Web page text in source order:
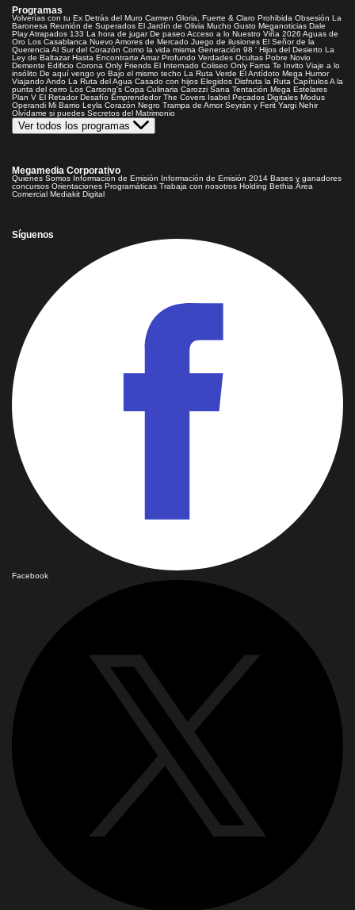
Programas
Volverías con tu Ex Detrás del Muro Carmen Gloria, Fuerte & Claro Prohibida Obsesión La
Baronesa Reunión de Superados El Jardín de Olivia Mucho Gusto Meganoticias Dale
PlayAtrapados 133 La hora de jugar De paseoAcceso a lo Nuestro Viña 2026 Aguas de
Oro Los Casablanca Nuevo Amores de Mercado Juego de ilusiones El Señor de la
Querencia Al Sur del Corazón Como la vida misma Generación 98 ' Hijos del Desierto La
Ley de Baltazar Hasta Encontrarte Amar Profundo Verdades Ocultas Pobre Novio
Demente Edificio Corona Only Friends El Internado Coliseo Only Fama Te Invito Viaje a lo
insólito De aquí vengo yo Bajo el mismo techo La Ruta Verde El Antídoto Mega Humor
Viajando Ando La Ruta del Agua Casado con hijos Elegidos Disfruta la Ruta CapítulosA la
punta del cerro Los Carsong's Copa Culinaria Carozzi Sana Tentación Mega Estelares
Plan V El Retador Desafío Emprendedor The Covers Isabel Pecados Digitales Modus
Operandi Mi Barrio Leyla Corazón Negro Trampa de Amor Seyrán y Ferit Yargi Nehir
Olvídame si puedes Secretos del Matrimonio
Ver todos los programas
Megamedia Corporativo
Quienes Somos Información de Emisión Información de Emisión 2014 Bases y ganadores
concursos Orientaciones Programáticas Trabaja con nosotros Holding Bethia Área
Comercial Mediakit Digital
Síguenos
Facebook